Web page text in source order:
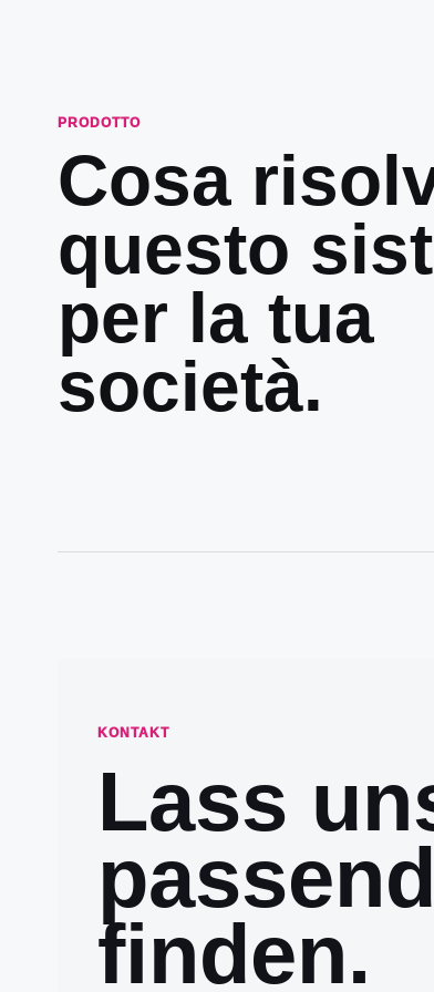
PRODOTTO
Cosa
questo
per la tua
società.
KONTAKT
Lass
finden.